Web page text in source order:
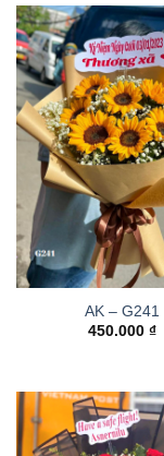
AK – G241
450.000 ₫